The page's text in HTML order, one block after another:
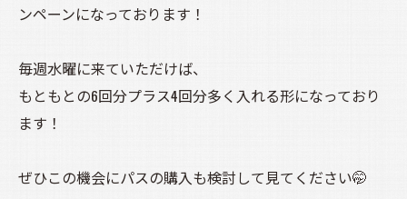
ンペーンになっております！
毎週水曜に来ていただけば、
もともとの6回分プラス4回分多く入れる形になっており
ます！
ぜひこの機会にパスの購入も検討して見てください🤭